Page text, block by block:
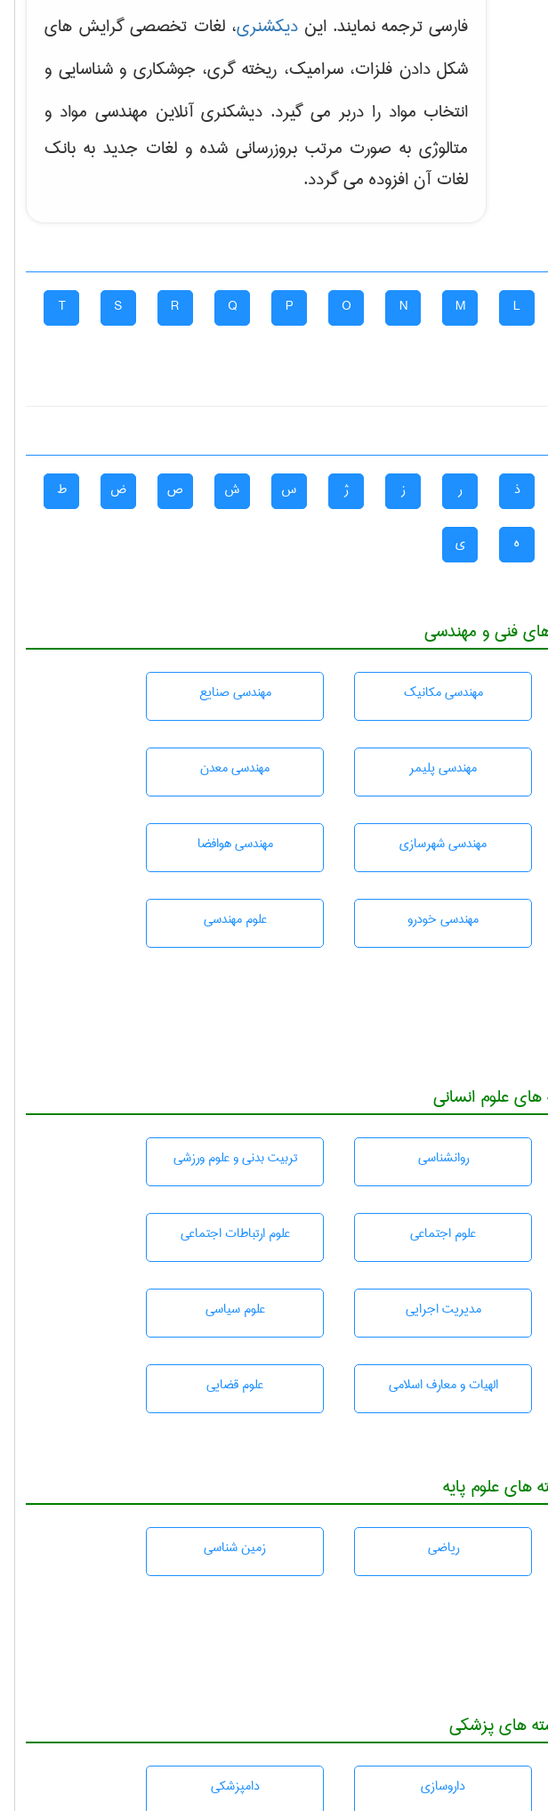
فارسی ترجمه نمایند. ایندیکشنری، لغات تخصصی گرایش های
شکل دادن فلزات، سرامیک، ریخته گری، جوشکاری و شناسایی و
انتخاب مواد را دربر می گیرد. دیشکنری آنلاین مهندسی مواد و
متالوژی به صورت مرتب بروزرسانی شده و لغات جدید به بانک
لغات آن افزوده می گردد.
L
M
N
O
P
Q
R
S
T
ذ ر ز ژ س ش ص ض ط
ه ی
فنی و مهندسی
مهندسی مکانیک مهندسی صنايع
مهندسی پليمر مهندسی معدن
مهندسی شهرسازی مهندسی هوافضا
مهندسی خودرو علوم مهندسی
علوم انسانی
روانشناسی تربيت بدنی و علوم ورزشی
علوم اجتماعی علوم ارتباطات اجتماعی
مديريت اجرايی علوم سياسی
الهیات و معارف اسلامی علوم قضایی
علوم پایه
رياضی زمين شناسی
های پزشکی
داروسازی دامپزشكی